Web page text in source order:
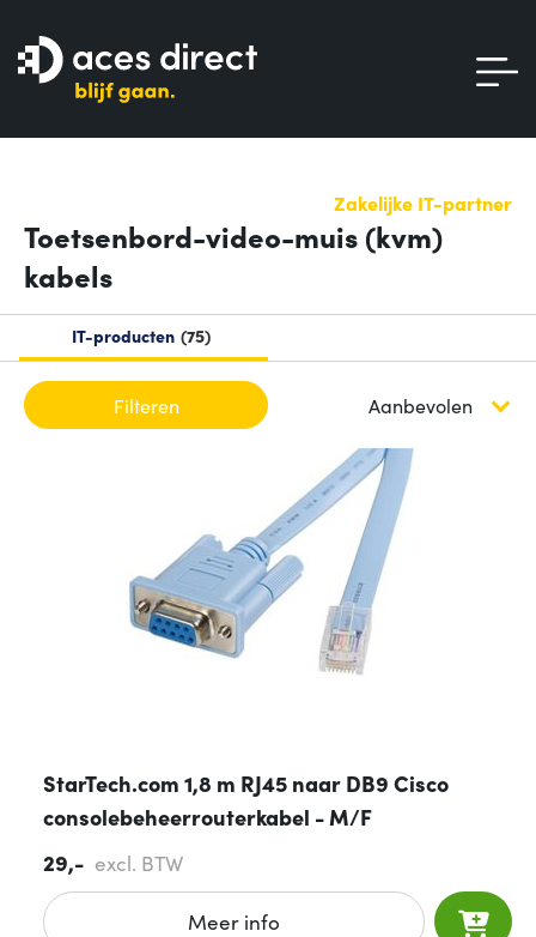
Zakelijke IT-partner
Toetsenbord-video-muis (kvm)
kabels
IT-producten 75
Filteren
StarTech.com 1,8 m RJ45 naar DB9 Cisco
consolebeheerrouterkabel - M/F
29,- excl. BTW
Meer info